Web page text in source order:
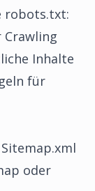
robots.txt:
Crawling
Inhalte
für
oder